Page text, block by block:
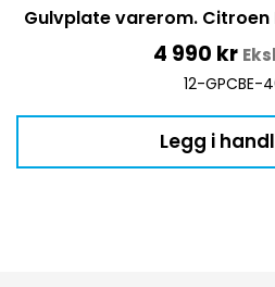
Gulvplate varerom. Citroen
4 990 kr
12-GPCBE-
Legg i